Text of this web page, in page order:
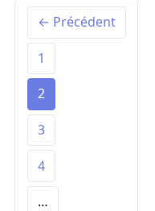
← Précédent
1
2
3
4
…